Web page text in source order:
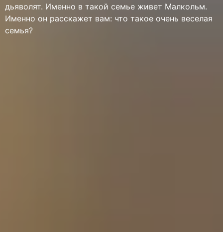
дьяволят. Именно в такой семье живет Малкольм.
Именно он расскажет вам: что такое очень веселая
семья?